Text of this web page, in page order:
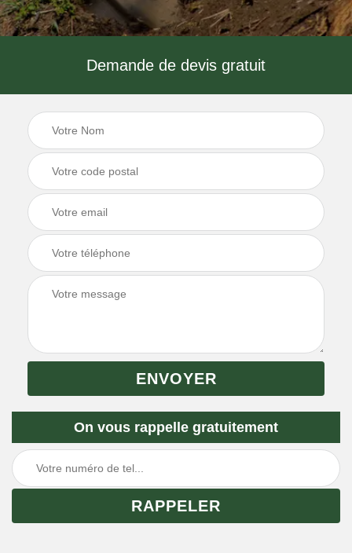
Demande de devis gratuit
On vous rappelle gratuitement